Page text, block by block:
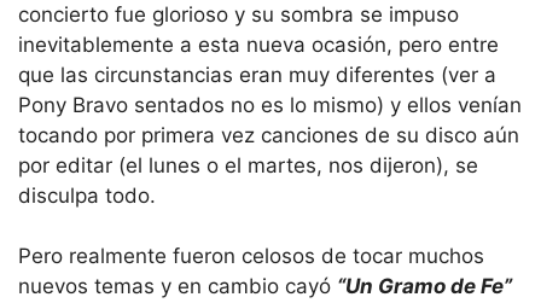
concierto fue glorioso y su sombra se impuso
inevitablemente a esta nueva ocasión, pero entre
que las circunstancias eran muy diferentes (ver a
Pony Bravo sentados no es lo mismo) y ellos venían
tocando por primera vez canciones de su disco aún
por editar (el lunes o el martes, nos dijeron), se
disculpa todo.
Pero realmente fueron celosos de tocar muchos
nuevos temas y en cambio cayó “Un Gramo de Fe”